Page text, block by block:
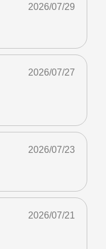
2026/07/29
2026/07/27
2026/07/23
2026/07/21